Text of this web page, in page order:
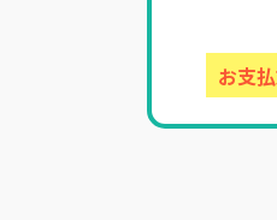
お支